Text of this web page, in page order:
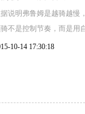
说明弗鲁姆是越骑越慢
不是控制节奏，而是用
10-14 17:30:18